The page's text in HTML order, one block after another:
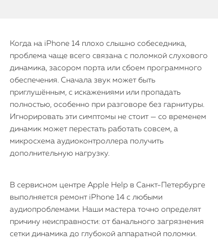
Когда на iPhone 14 плохо слышно собеседника,
проблема чаще всего связана с поломкой слухового
динамика, засором порта или сбоем программного
обеспечения. Сначала звук может быть
приглушённым, с искажениями или пропадать
полностью, особенно при разговоре без гарнитуры.
Игнорировать эти симптомы не стоит — со временем
динамик может перестать работать совсем, а
микросхема аудиоконтроллера получить
дополнительную нагрузку.
В сервисном центре Apple Help в Санкт-Петербурге
выполняется ремонт iPhone 14 с любыми
аудиопроблемами. Наши мастера точно определят
причину неисправности: от банального загрязнения
сетки динамика до глубокой аппаратной поломки.